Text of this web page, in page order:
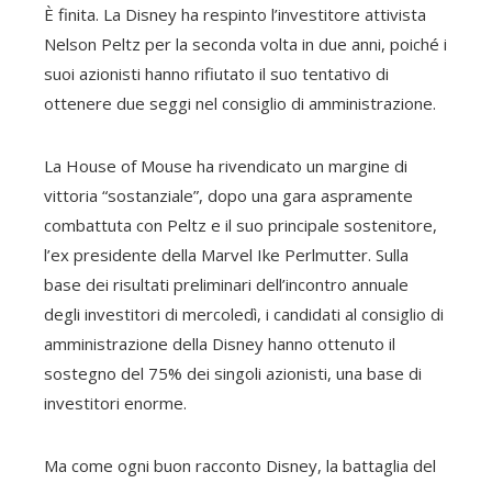
È finita. La Disney ha respinto l’investitore attivista
Nelson Peltz per la seconda volta in due anni, poiché i
suoi azionisti hanno rifiutato il suo tentativo di
ottenere due seggi nel consiglio di amministrazione.
La House of Mouse ha rivendicato un margine di
vittoria “sostanziale”, dopo una gara aspramente
combattuta con Peltz e il suo principale sostenitore,
l’ex presidente della Marvel Ike Perlmutter. Sulla
base dei risultati preliminari dell’incontro annuale
degli investitori di mercoledì, i candidati al consiglio di
amministrazione della Disney hanno ottenuto il
sostegno del 75% dei singoli azionisti, una base di
investitori enorme.
Ma come ogni buon racconto Disney, la battaglia del